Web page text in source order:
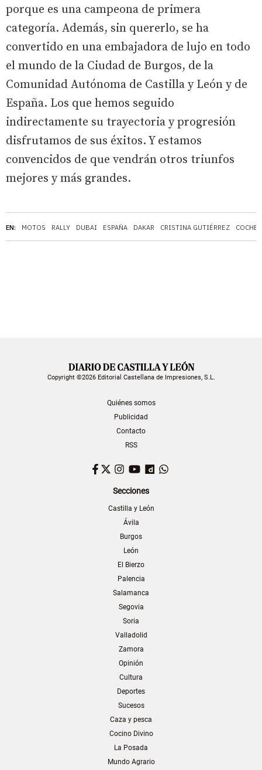
EN: MOTOS RALLY DUBAI ESPAÑA DAKAR CRISTINA GUTIÉRREZ COCHES
porque es una campeona de primera
categoría. Además, sin quererlo, se ha
convertido en una embajadora de lujo en todo
el mundo de la Ciudad de Burgos, de la
Comunidad Autónoma de Castilla y León y de
España. Los que hemos seguido
indirectamente su trayectoria y progresión
disfrutamos de sus éxitos. Y estamos
convencidos de que vendrán otros triunfos
mejores y más grandes.
Copyright ©2026 Editorial Castellana de Impresiones, S.L.
Quiénes somos
Publicidad
Contacto
RSS
Facebook
TwitterInstagram
YouTubeDailymotion
Secciones
Castilla y León
Ávila
Burgos
León
El Bierzo
Palencia
Salamanca
Segovia
Soria
Valladolid
Zamora
Opinión
Cultura
Deportes
Sucesos
Caza y pesca
Cocino Divino
La Posada
Mundo Agrario